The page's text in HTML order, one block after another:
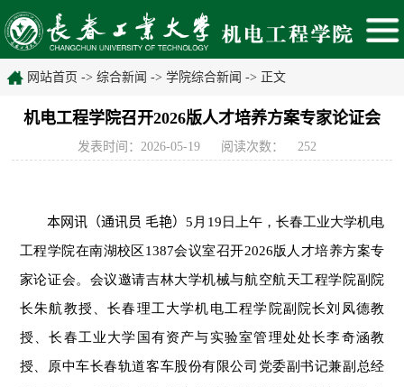
网站首页 -> 综合新闻 -> 学院综合新闻 -> 正文
机电工程学院召开2026版人才培养方案专家论证会
发表时间：2026-05-19 阅读次数： 252
本网讯 （通讯员 毛艳）5月19日上午，长春工业大学机电
工程学院在南湖校区1387会议室召开2026版人才培养方案专
家论证会。会议邀请吉林大学机械与航空航天工程学院副院
长朱航教授、长春理工大学机电工程学院副院长刘凤德教
授、长春工业大学国有资产与实验室管理处处长李奇涵教
授、原中车长春轨道客车股份有限公司党委副书记兼副总经